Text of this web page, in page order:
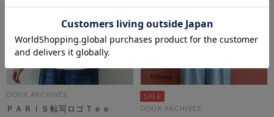
DOUX ARCHIVES
ＰＡＲＩＳ転写ロゴＴｅｅ DOUX ARCHIVES